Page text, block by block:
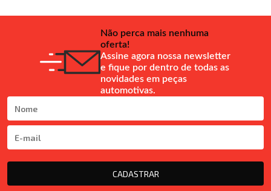
Não perca mais nenhuma
oferta!
Assine agora nossa newsletter
e fique por dentro de todas as
novidades em peças
automotivas.
CADASTRAR